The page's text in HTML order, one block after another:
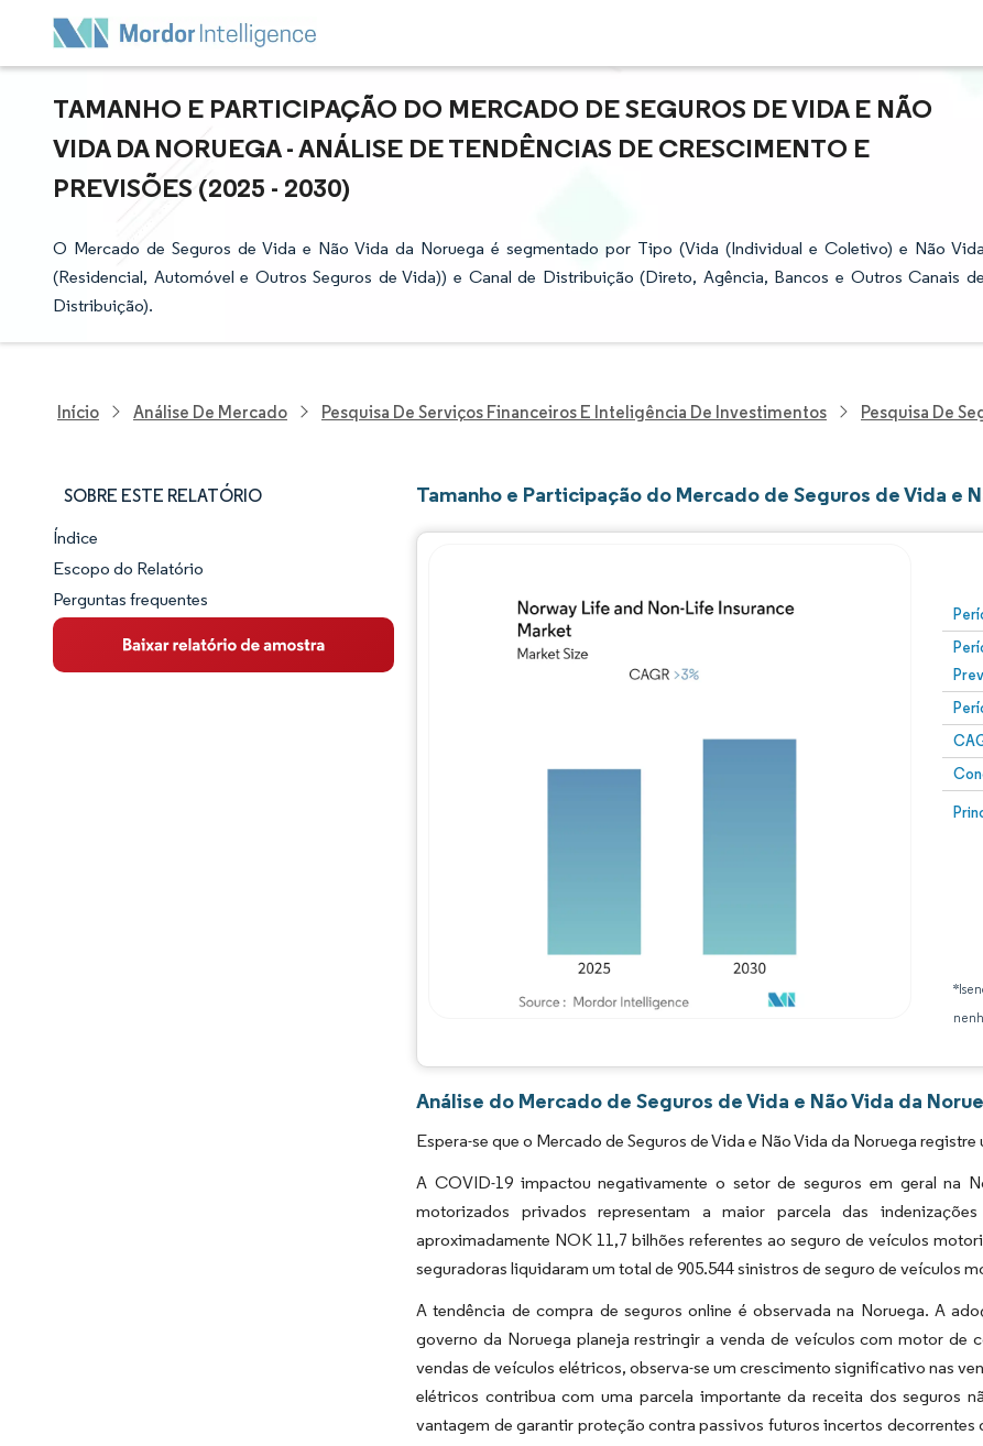
TAMANHO E PARTICIPAÇÃO DO MERCADO DE SEGUROS DE VIDA E NÃO
VIDA DA NORUEGA - ANÁLISE DE TENDÊNCIAS DE CRESCIMENTO E
PREVISÕES (2025 - 2030)
O Mercado de Seguros de Vida e Não Vida da Noruega é segmentado por Tipo (Vida (Individual e Coletivo) e Não Vida
(Residencial, Automóvel e Outros Seguros de Vida)) e Canal de Distribuição (Direto, Agência, Bancos e Outros Canais de
Distribuição).
Início Análise De Mercado Pesquisa De Serviços Financeiros E Inteligência De Investimentos Pesquisa De
SOBRE ESTE RELATÓRIO
Panorama do Mercado
Visão Geral do Mercado
Principais Tendências de Mercado
Índice
Escopo do Relatório
Perguntas frequentes
Tamanho e Participação do Mercado de Seguros de Vida e
Análise do Mercado de Seguros de Vida e Não Vida da
Espera-se que o Mercado de Seguros de Vida e Não Vida da Noruega
A COVID-19 impactou negativamente o setor de seguros em geral na
motorizados privados representam a maior parcela das
aproximadamente NOK 11,7 bilhões referentes ao seguro de veículos
seguradoras liquidaram um total de 905.544 sinistros de seguro de veículos
A tendência de compra de seguros online é observada na Noruega. A
governo da Noruega planeja restringir a venda de veículos com motor de
vendas de veículos elétricos, observa-se um crescimento significativo nas
elétricos contribua com uma parcela importante da receita dos seguros
vantagem de garantir proteção contra passivos futuros incertos